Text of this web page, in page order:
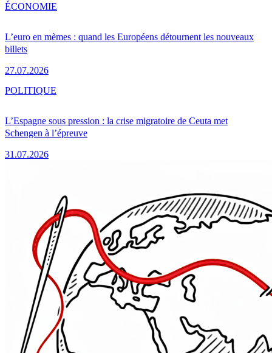
L’euro en mèmes : quand les Européens détournent les nouveaux
billets
27.07.2026
ÉCONOMIE
L’Espagne sous pression : la crise migratoire de Ceuta met
Schengen à l’épreuve
31.07.2026
POLITIQUE